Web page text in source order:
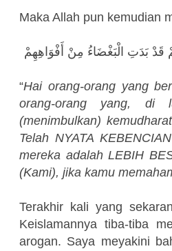
Maka Allah pun kemudian
قَدْ بَدَتِ الْبَغْضَاءُ مِنْ أَفْوَاهِهِمْ
“Hai orang-orang yang
orang-orang yang, di
(menimbulkan)
Telah NYATA
mereka adalah LEBIH
(Kami), jika kamu
Terakhir kali yang
Keislamannya tiba-tiba
arogan. Saya meyakini